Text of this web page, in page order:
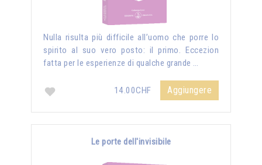
Nulla risulta più difficile all’uomo che porre lo
spirito al suo vero posto: il primo. Eccezion
fatta per le esperienze di qualche grande …
14.00CHF Aggiungere
Le porte dell'invisibile